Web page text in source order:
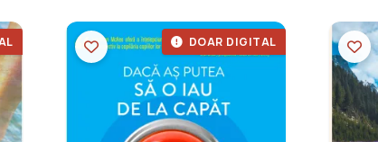
DOAR DIGITAL